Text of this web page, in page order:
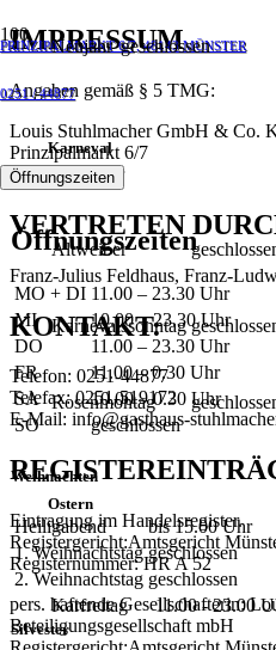
PRINZIPALMARKT 6/7, 48143 MÜNSTER
0251 / 44877
Neujahr geschlossen
Karneval
Altweiber
Karnevalssonntag
Rosenmontag
Ostern
Karfreitag 11.00 - 23.00
Öffnungszeiten
Öffnungszeiten
MO + DI 11.00 – 23.30 Uhr
MI
10.00 – 23.30 Uhr
DO
11.00 – 23.30 Uhr
FR
11.00 – 0.30 Uhr
SA
10.00 – 0.30 Uhr
SO
geschlossen
Weihnachten
Heiligabend
bis 15.00 Uhr
1. Weihnachtstag geschlossen
2. Weihnachtstag geschlossen
Silvester
IMPRESSUM
Angaben gemäß § 5 TMG:
Louis Stuhlmacher GmbH & Co.
Prinzipalmarkt 6/7
48143 Münster
VERTRETEN
Franz-Julius Feldhaus, Franz-
KONTAKT:
Telefon: 0251-44877
Telefax: 0251-519172
E-Mail: info@gasthaus-
Eintragung im Handelsregister.
Registergericht:Amtsgericht
Registernummer: HR A 52
pers. haftende Gesellschafterin:
Beteiligungsgesellschaft mbH